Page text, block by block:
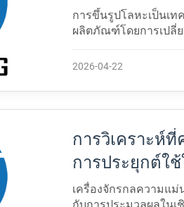
การขึ้นรูปโลหะเป็นเ
ผลิตภัณฑ์โดยการเปลี่
รบ$...
2026-04-22
การวิเคราะห์
การประยุกต์ใ
ความแม่นยําข
เครื่องจักรกลความแ